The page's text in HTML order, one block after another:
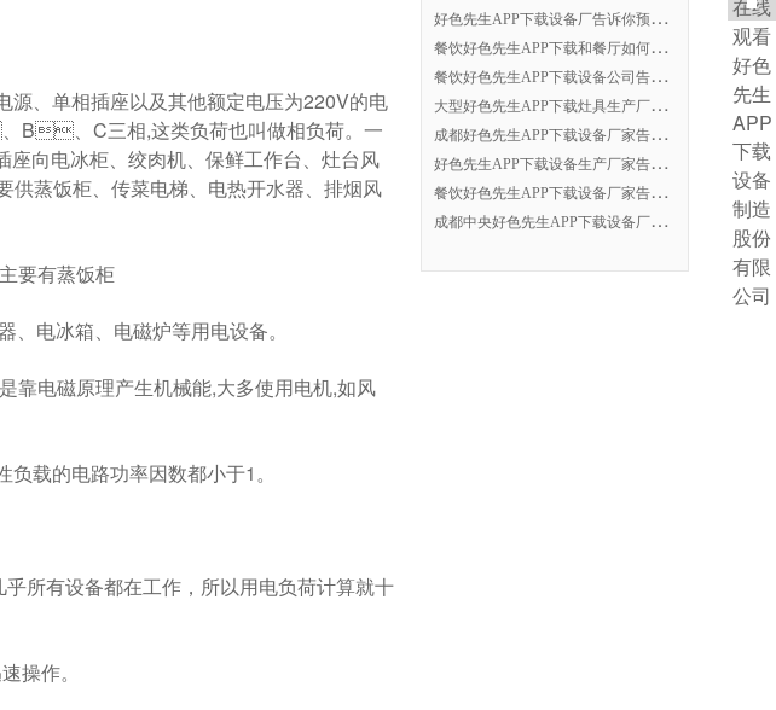
、单相插座以及其他额定电压为220V的电
、C三相,这类负荷也叫做相负荷。一
柜、绞肉机、保鲜工作台、灶台风
柜、传菜电梯、电热开水器、排烟风
要有蒸饭柜
、电冰箱、电磁炉等用电设备。
靠电磁原理产生机械能,大多使用电机,如风
的电路功率因数都小于1。
乎所有设备都在工作，所以用电负荷计算就十
。
好
色先生APP下载设备厂告诉你预防细菌性食物中毒关键点
餐
饮好色先生APP下载和餐厅如何预防有害气体中毒
餐
饮好色先生APP下载设备公司告诉你商用好色先生APP下载如何选择灭火系统
大
型好色先生APP下载灶具生产厂家告诉你抽排系统应该怎么减少噪音
成
都好色先生APP下载设备厂家告诉你洗消间设计规划方法
好
色先生APP下载设备生产厂家告诉你商用好色先生APP下载的设计流程
餐
饮好色先生APP下载设备厂家告诉你餐饮业场所面积与卫生设施要求
成
都中央好色先生APP下载设备厂家告诉你餐饮业食品卫生管理的法律法规